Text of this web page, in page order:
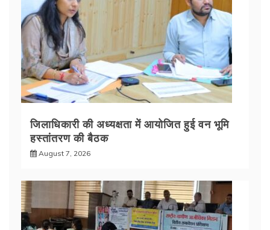
जिलाधिकारी की अध्यक्षता में आयोजित हुई वन भूमि
हस्तांतरण की बैठक
August 7, 2026